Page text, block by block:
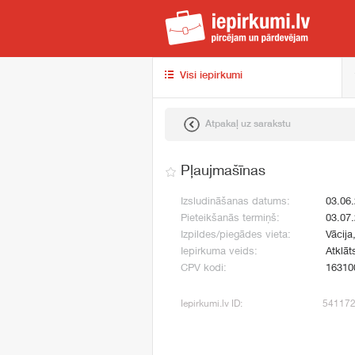
Visi iepirkumi
Atpakaļ uz sarakstu
Pļaujmašīnas
Izsludināšanas datums:
Pieteikšanās termiņš:
Izpildes/piegādes vieta:
Iepirkuma veids:
CPV kodi:
Iepirkumi.lv ID: